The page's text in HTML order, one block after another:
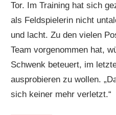
Tor. Im Training hat sich
als Feldspielerin nicht
und lacht. Zu den vielen
Team vorgenommen hat,
Schwenk beteuert, im
ausprobieren zu wollen.
sich keiner mehr verletzt.“